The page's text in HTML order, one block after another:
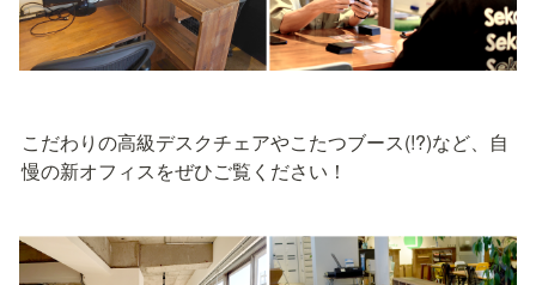
こだわりの高級デスクチェアやこたつブース(!?)など、自
慢の新オフィスをぜひご覧ください！